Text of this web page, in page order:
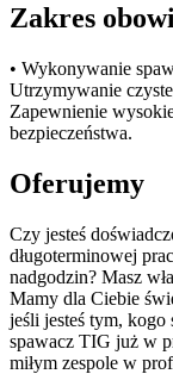
Zakres
• Wykonywanie
Utrzymywanie
Zapewnienie
bezpieczeństwa.
Oferujemy
Czy jesteś
długoterminowej
nadgodzin? Masz
Mamy dla Ciebie
jeśli jesteś tym, kogo
spawacz TIG już w
miłym zespole w